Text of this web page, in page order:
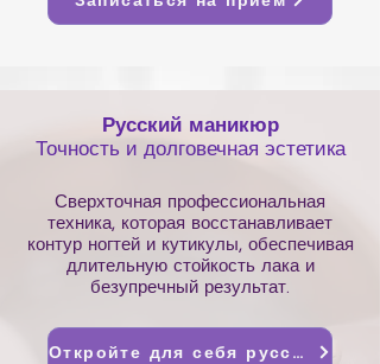
Русский маникюр
Точность и долговечная эстетика
Сверхточная профессиональная
техника, которая восстанавливает
контур ногтей и кутикулы, обеспечивая
длительную стойкость лака и
безупречный результат.
Откройте для себя русский маникюр.